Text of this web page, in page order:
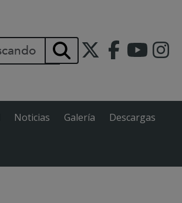
Buscar
Noticias Galería Descargas